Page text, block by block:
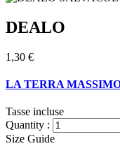
DEALO
1,30 €
LA TERRA
Tasse incluse
Quantity :
Size Guide